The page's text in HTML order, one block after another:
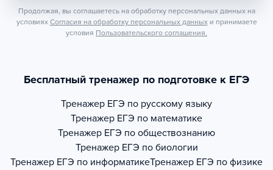
Продолжая, вы соглашаетесь на обработку персональных данных на
условиях Согласия на обработку персональных данных и принимаете
условия Пользовательского соглашения.
Бесплатный тренажер по подготовке к ЕГЭ
Тренажер ЕГЭ по русскому языку
Тренажер ЕГЭ по математике
Тренажер ЕГЭ по обществознанию
Тренажер ЕГЭ по биологии
Тренажер ЕГЭ по информатикеТренажер ЕГЭ по физике